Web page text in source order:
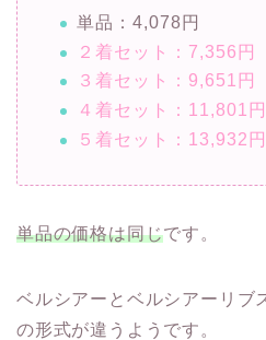
単品：4,078円
２着セット：7,356円
３着セット：9,651円
４着セット：11,801円
５着セット：13,932円
単品の価格は同じです。
ベルシアーとベルシアーリブ
の形式が違うようです。